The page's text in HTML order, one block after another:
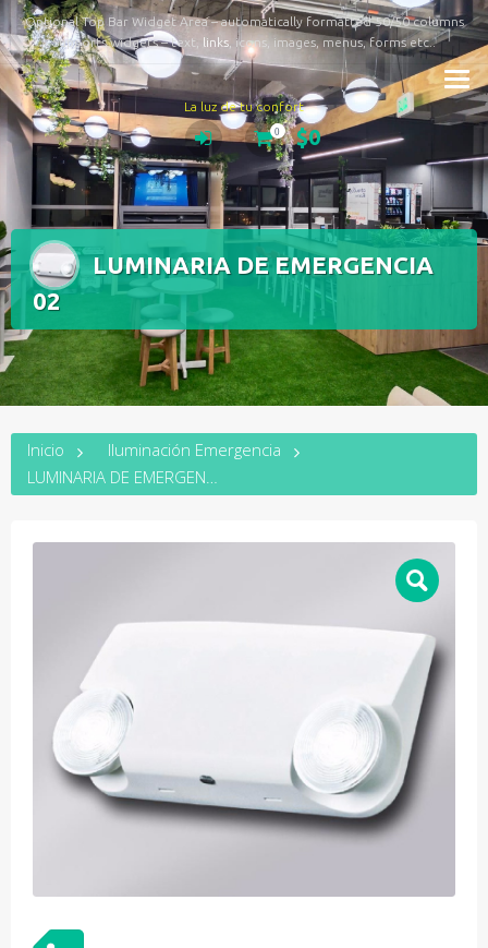
Optional Top Bar Widget Area – automatically formatted 50/50 columns
Supports widgets – text, links , icons, images, menus, forms etc..
La luz de tu confort
0 $0
LUMINARIA DE EMERGENCIA
02
Inicio
Iluminación Emergencia
LUMINARIA DE EMERGENCIA 02